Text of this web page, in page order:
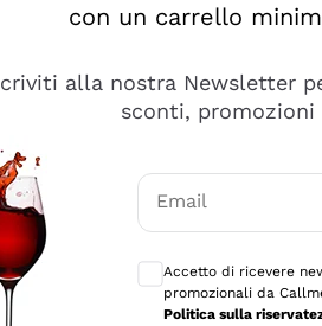
diversi e con un
con un carrello
alla nostra Newsletter
sconti, promozioni
Email
Accetto di ricevere
promozionali da
Politica sulla